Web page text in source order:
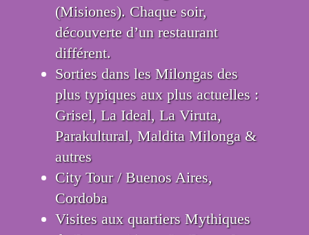
(Misiones). Chaque soir,
découverte d’un restaurant
différent.
Sorties dans les Milongas des
plus typiques aux plus actuelles :
Grisel, La Ideal, La Viruta,
Parakultural, Maldita Milonga &
autres
City Tour / Buenos Aires,
Cordoba
Visites aux quartiers Mythiques